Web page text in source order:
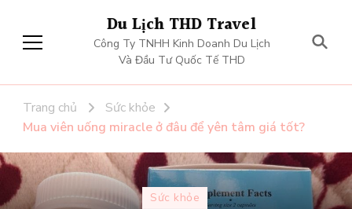
Du Lịch THD Travel
Công Ty TNHH Kinh Doanh Du Lịch
Và Đầu Tư Quốc Tế THD
Trang chủ
Sức khỏe
Mua viên uống miracle ở đâu để yên tâm giá tốt?
Sức khỏe